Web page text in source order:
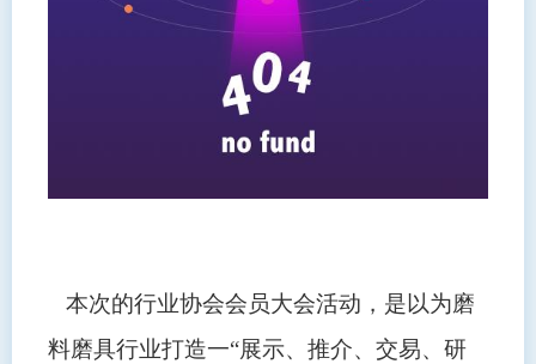
本次的行业协会会员大会活动，是以为磨
料磨具行业打造一“展示、推介、交易、研